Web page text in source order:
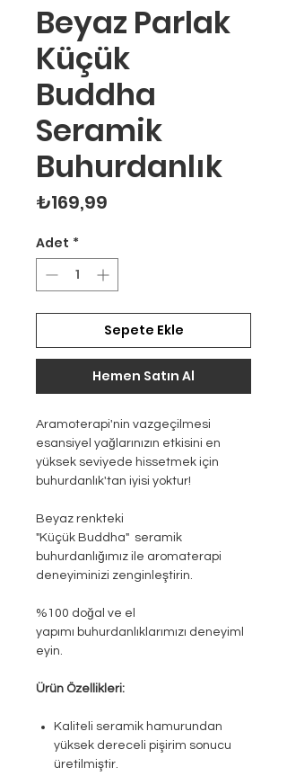
Beyaz Parlak
Küçük
Buddha
Seramik
Buhurdanlık
₺169,99
Adet *
Sepete Ekle
Hemen Satın Al
Aramoterapi'nin vazgeçilmesi
esansiyel yağlarınızın etkisini en
yüksek seviyede hissetmek için
buhurdanlık'tan iyisi yoktur!
Beyaz renkteki
"Küçük Buddha" seramik
buhurdanlığımız ile aromaterapi
deneyiminizi zenginleştirin.
%100 doğal ve el
yapımı buhurdanlıklarımızı deneyiml
eyin.
Ürün Özellikleri:
Kaliteli seramik hamurundan
yüksek dereceli pişirim sonucu
üretilmiştir.